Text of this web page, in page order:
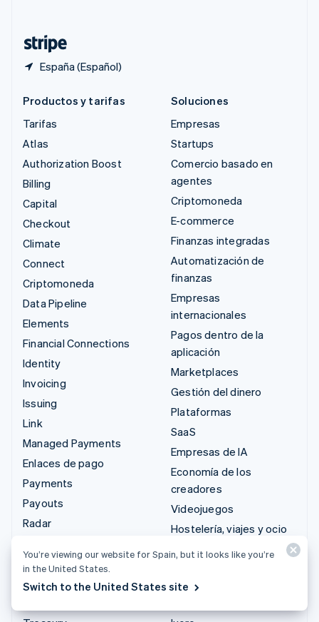
España (Español)
Productos y tarifas
Tarifas
Atlas
Authorization Boost
Billing
Capital
Checkout
Climate
Connect
Criptomoneda
Data Pipeline
Elements
Financial Connections
Identity
Invoicing
Issuing
Link
Managed Payments
Enlaces de pago
Payments
Payouts
Radar
Stripe Sigma
Tax
Soluciones
Empresas
Startups
Comercio basado en
agentes
Criptomoneda
E-commerce
Finanzas integradas
Automatización de
finanzas
Empresas
internacionales
Pagos dentro de la
aplicación
Marketplaces
Gestión del dinero
Plataformas
SaaS
Empresas de IA
Economía de los
creadores
Videojuegos
Hostelería, viajes y ocio
Seguros
y entretenimiento
You’re viewing our website for Spain, but it looks like you’re
in the United States.
Switch to the United States site